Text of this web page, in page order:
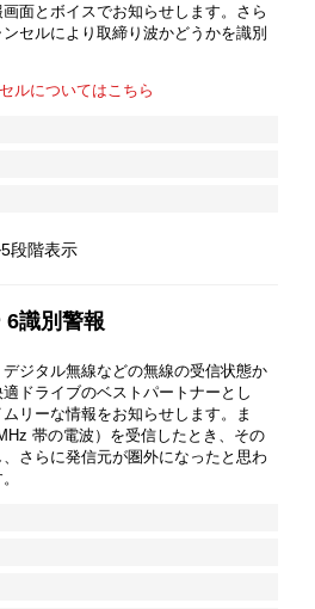
面とボイスでお知らせします。さら
セルにより取締り波かどうかを識別
ルについてはこちら
段階表示
6識別警報
ジタル無線などの無線の受信状態か
ドライブのベストパートナーとし
リーな情報をお知らせします。ま
帯の電波）を受信したとき、その
さらに発信元が圏外になったと思わ